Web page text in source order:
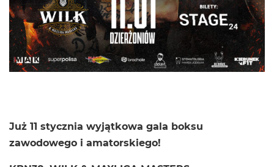
Już 11 stycznia wyjątkowa gala boksu
zawodowego i amatorskiego!